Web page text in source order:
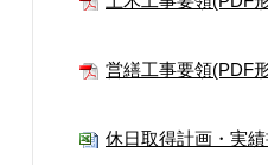
営繕工事要領(PDF
休日取得計画・実績